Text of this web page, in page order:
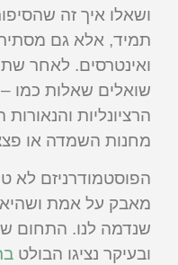
ושאלו איך זה
תמיד, אלא גם
ואינטרסים. לאחר
שואלים שאלות כמו
הרציונליות
מחנות השמדה או
הפוסטמודרניזם לא
מאבק על אמת
ובעיקר נציגו הבולט